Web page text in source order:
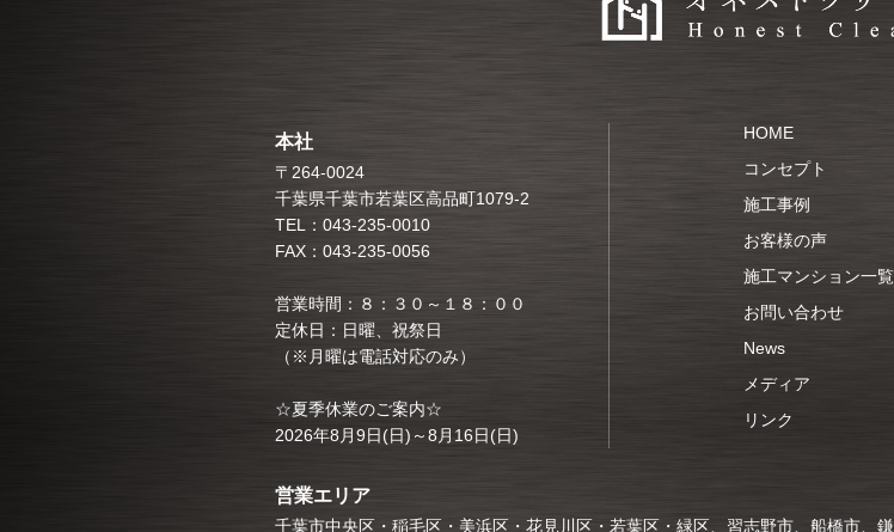
本社
〒264-0024
千葉県千葉市若葉区高品町1079-2
TEL：043-235-0010
FAX：043-235-0056
営業時間：８：３０～１８：００
定休日：日曜、祝祭日
（※月曜は電話対応のみ）
☆夏季休業のご案内☆
2026年8月9日(日)～8月16日(日)
HOME
コンセプト
施工事例
お客様の声
施工マンション一覧
お問い合わせ
News
メディア
リンク
営業エリア
千葉市中央区・稲毛区・美浜区・花見川区・若葉区・緑区、習志野市、船橋市